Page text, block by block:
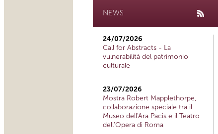
NEWS
24/07/2026
Call for Abstracts - La
vulnerabilità del patrimonio
culturale
23/07/2026
Mostra Robert Mapplethorpe,
collaborazione speciale tra il
Museo dell'Ara Pacis e il Teatro
dell'Opera di Roma